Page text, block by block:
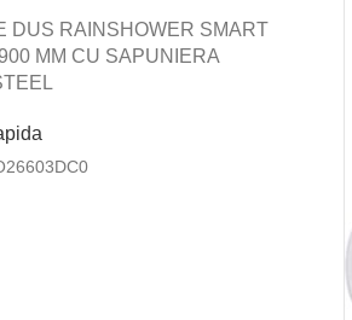
DUS RAINSHOWER SMART
MM CU SAPUNIERA